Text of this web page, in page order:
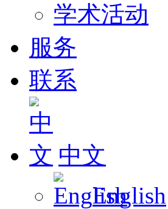
学术活动
服务
联系
中文
English